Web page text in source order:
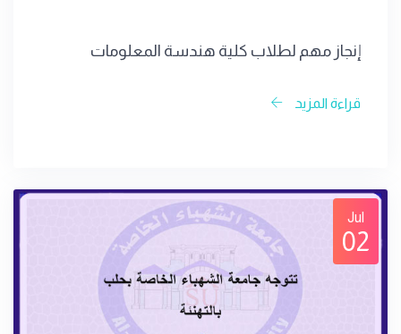
إنجاز مهم لطلاب كلية هندسة المعلومات
قراءة المزيد
Jul
02